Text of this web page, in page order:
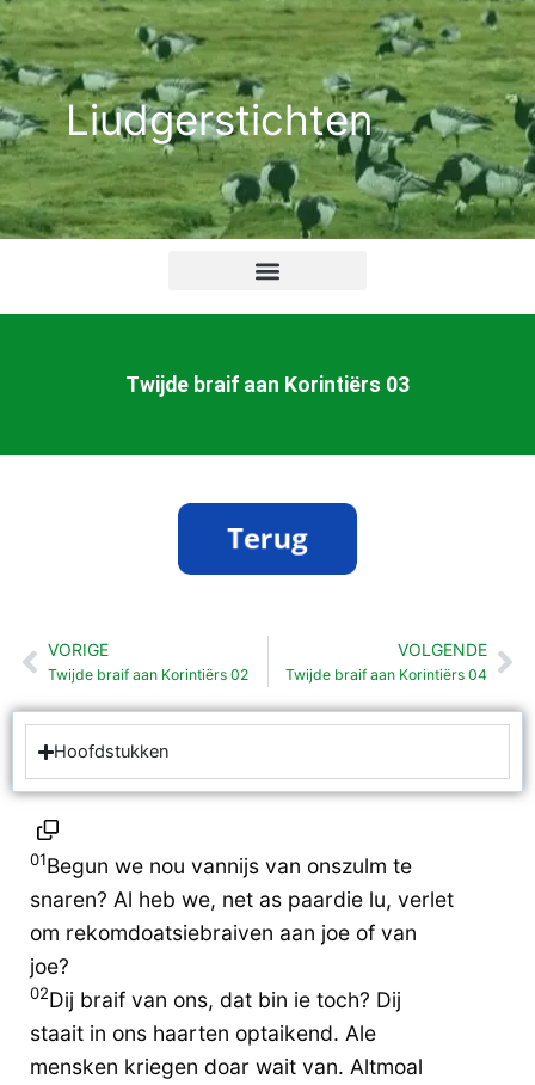
Ga
naar
de
inhoudLiudgerstichten
Twijde braif aan Korintiërs 03
Vorige
VORIGE
Twijde braif aan Korintiërs 02
VOLGENDE
Twijde braif aan Korintiërs 04
Hoofdstukken
01Begun we nou vannijs van onszulm te
snaren? Al heb we, net as paardie lu, verlet
om rekomdoatsiebraiven aan joe of van
joe?
02Dij braif van ons, dat bin ie toch? Dij
staait in ons haarten optaikend. Ale
mensken kriegen doar wait van. Altmoal